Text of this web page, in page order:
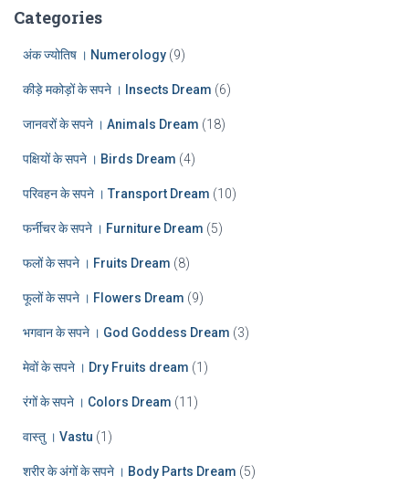
h
Categories
अंक ज्योतिष । Numerology (9)
कीड़े मकोड़ों के सपने । Insects Dream (6)
जानवरों के सपने । Animals Dream (18)
पक्षियों के सपने । Birds Dream (4)
परिवहन के सपने । Transport Dream (10)
फर्नीचर के सपने । Furniture Dream (5)
फलों के सपने । Fruits Dream (8)
फूलों के सपने । Flowers Dream (9)
भगवान के सपने । God Goddess Dream (3)
मेवों के सपने । Dry Fruits dream (1)
रंगों के सपने । Colors Dream (11)
वास्तु । Vastu (1)
शरीर के अंगों के सपने । Body Parts Dream (5)